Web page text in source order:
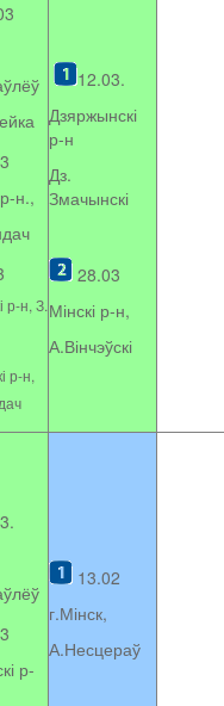
н.,
р-н, З.
р-н,
12.03.
Дзяржынскі
р-н
Дз.
Змачынскі
28.03
Мінскі р-н,
А.Вінчэўскі
р-
13.02
г.Мінск,
А.Несцераў